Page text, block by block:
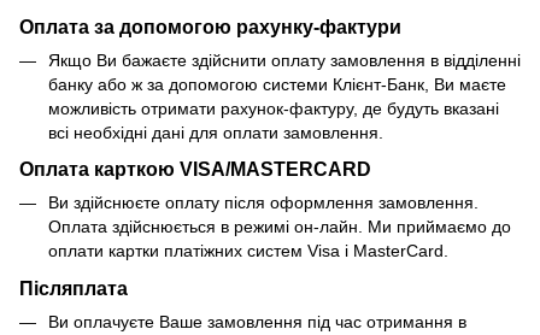
Оплата за допомогою рахунку-фактури
Якщо Ви бажаєте здійснити оплату замовлення в відділенні
банку або ж за допомогою системи Клієнт-Банк, Ви маєте
можливість отримати рахунок-фактуру, де будуть вказані
всі необхідні дані для оплати замовлення.
Оплата карткою VISA/MASTERCARD
Ви здійснюєте оплату після оформлення замовлення.
Оплата здійснюється в режимі он-лайн. Ми приймаємо до
оплати картки платіжних систем Visa і MasterCard.
Післяплата
Ви оплачуєте Ваше замовлення під час отримання в